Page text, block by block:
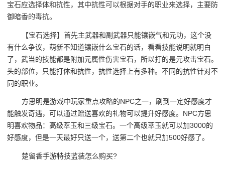
宝石应选择体和抗性，其中抗性可以根据对手的职业来选择，主要防
御暗香的毒抗。
【宝石选择】首先主武器和副武器只能镶嵌气和元功，这个没
有什么争议，萌新不知道镶嵌什么宝石的话，看看技能说明就明白
了，武当的技能都是附加元属性伤害宝石，所以打的是元攻击宝石。
头的部位，只能打体和抗性，抗性选择上有多种。不同的抗性针对不
同的职业。
方思明是游戏中玩家重点攻略的NPC之一，刷到一定好感度才
能触发奇遇，可以通过赠送喜欢的礼物可以提升好感度。NPC方思
明喜欢物品：高级萃玉和三级宝石。一个高级萃玉就可以加3000的
好感度，但是一天最好只送一个，送第二个也就只加500好感了。
楚留香手游特技蓝装怎么购买?